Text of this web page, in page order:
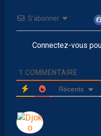
S’abonner
Connectez-vous
1 COMMENTAIRE
Récents